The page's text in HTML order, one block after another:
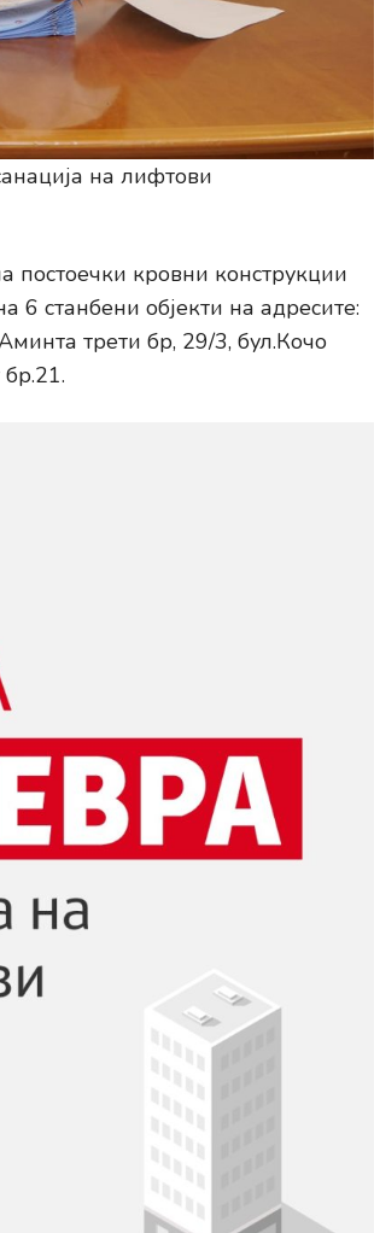
на лифтови
постоечки кровни конструкции
станбени објекти на адресите:
трети бр, 29/3, бул.Кочо